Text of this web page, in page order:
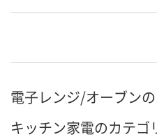
電子レンジ/オーブン
キッチン家電のカテゴ